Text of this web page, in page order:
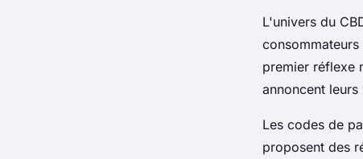
L'univers du
premier réflexe
annoncent
Les codes de
proposent des